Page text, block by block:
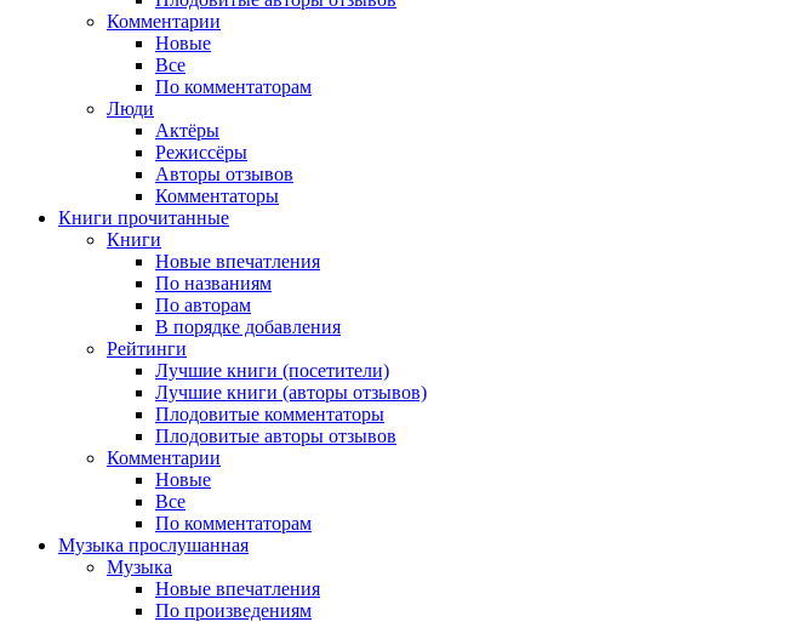
Комментарии
Новые
Все
По комментаторам
Люди
Актёры
Режиссёры
Авторы отзывов
Комментаторы
Книги прочитанные
Книги
Новые впечатления
По названиям
По авторам
В порядке добавления
Рейтинги
Лучшие книги (посетители)
Лучшие книги (авторы отзывов)
Плодовитые комментаторы
Плодовитые авторы отзывов
Комментарии
Новые
Все
По комментаторам
Музыка прослушанная
Музыка
Новые впечатления
По произведениям